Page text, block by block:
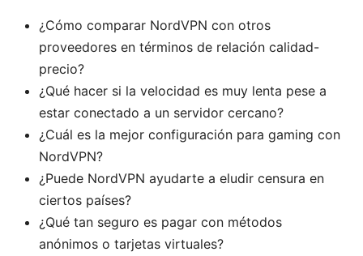
¿Cómo comparar NordVPN con otros
proveedores en términos de relación calidad-
precio?
¿Qué hacer si la velocidad es muy lenta pese a
estar conectado a un servidor cercano?
¿Cuál es la mejor configuración para gaming con
NordVPN?
¿Puede NordVPN ayudarte a eludir censura en
ciertos países?
¿Qué tan seguro es pagar con métodos
anónimos o tarjetas virtuales?